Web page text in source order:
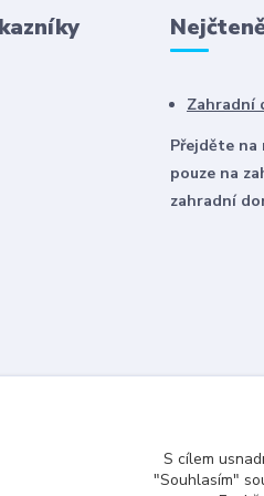
Zahradní
Přejděte na
pouze na
zahradní
S cílem
"Souhlasím"